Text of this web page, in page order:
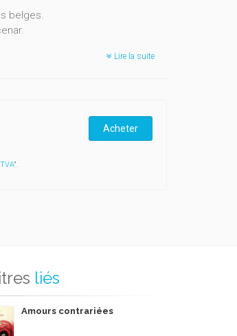
belges.
Lire la suite
Acheter
".
liés
Amours contrariées